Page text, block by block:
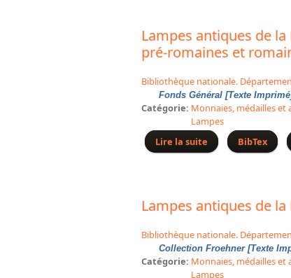
Lampes antiques de
pré-romaines et
Bibliothèque nationale.
Fonds Général [Texte
Catégorie: Monnaies, médailles et
Lampes
Lire la suite de Lampes
BibTex
Lampes antiques de
Bibliothèque nationale.
Collection Froehner [Texte
Catégorie: Monnaies, médailles et
Lampes